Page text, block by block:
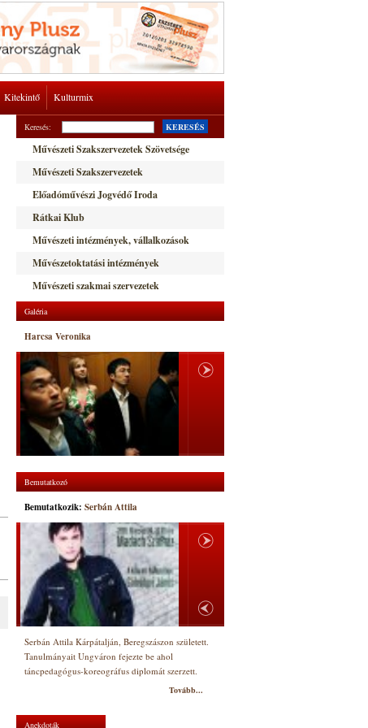
Kitekintő Kulturmix
Keresés: KERESÉS
Művészeti Szakszervezetek Szövetsége
Művészeti Szakszervezetek
Előadóművészi Jogvédő Iroda
Rátkai Klub
Művészeti intézmények, vállalkozások
Művészetoktatási intézmények
Művészeti szakmai szervezetek
Galéria
Harcsa Veronika
Bemutatkozó
Bemutatkozik: Serbán Attila
Serbán Attila Kárpátalján, Beregszászon született.
Tanulmányait Ungváron fejezte be ahol
táncpedagógus-koreográfus diplomát szerzett.
Tovább...
Anekdoták